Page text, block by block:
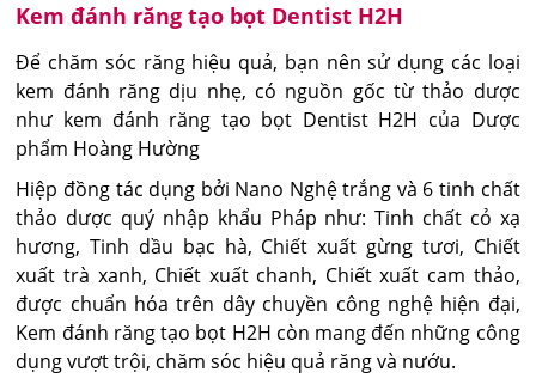
Kem đánh răng tạo bọt Dentist H2H
Để chăm sóc răng hiệu quả, bạn nên sử dụng các loại
kem đánh răng dịu nhẹ, có nguồn gốc từ thảo dược
như kem đánh răng tạo bọt Dentist H2H của Dược
phẩm Hoàng Hường
Hiệp đồng tác dụng bởi Nano Nghệ trắng và 6 tinh chất
thảo dược quý nhập khẩu Pháp như: Tinh chất cỏ xạ
hương, Tinh dầu bạc hà, Chiết xuất gừng tươi, Chiết
xuất trà xanh, Chiết xuất chanh, Chiết xuất cam thảo,
được chuẩn hóa trên dây chuyền công nghệ hiện đại,
Kem đánh răng tạo bọt H2H còn mang đến những công
dụng vượt trội, chăm sóc hiệu quả răng và nướu.